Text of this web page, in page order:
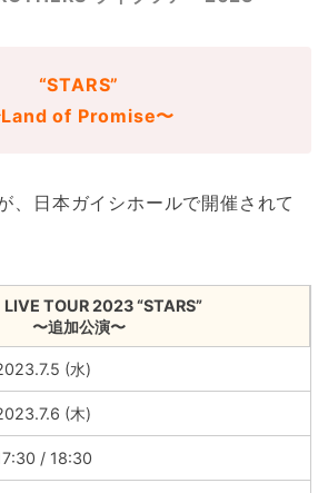
“STARS”
Land of Promise〜
、日本ガイシホールで開催されて
LIVE TOUR 2023 “STARS”
〜追加公演〜
(水)
(木)
/ 18:30